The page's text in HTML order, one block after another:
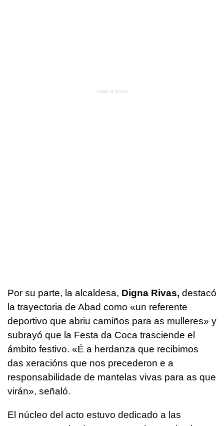
Por su parte, la alcaldesa, Digna Rivas, destacó
la trayectoria de Abad como «un referente
deportivo que abriu camiños para as mulleres» y
subrayó que la Festa da Coca trasciende el
ámbito festivo. «É a herdanza que recibimos
das xeracións que nos precederon e a
responsabilidade de mantelas vivas para as que
virán», señaló.
El núcleo del acto estuvo dedicado a las